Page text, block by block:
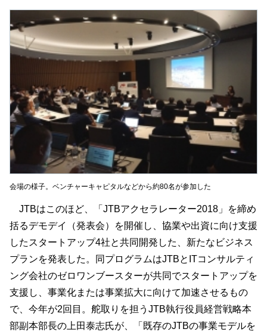
会場の様子。ベンチャーキャピタルなどから約80名が参加した
JTBはこのほど、「JTBアクセラレーター2018」を締め
括るデモデイ（発表会）を開催し、協業や出資に向け支援
したスタートアップ4社と共同開発した、新たなビジネス
プランを発表した。同プログラムはJTBとITコンサルティ
ング会社のゼロワンブースターが共同でスタートアップを
支援し、事業化または事業拡大に向けて加速させるもの
で、今年が2回目。舵取りを担うJTB執行役員経営戦略本
部副本部長の上田泰志氏が、「既存のJTBの事業モデルを